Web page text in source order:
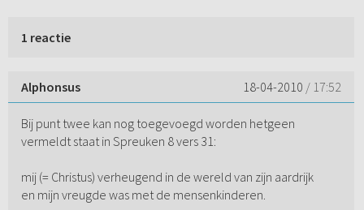
1 reactie
Alphonsus 18-04-2010 / 17:52
Bij punt twee kan nog toegevoegd worden hetgeen
vermeldt staat in Spreuken 8 vers 31:
mij (= Christus) verheugend in de wereld van zijn aardrijk
en mijn vreugde was met de mensenkinderen.